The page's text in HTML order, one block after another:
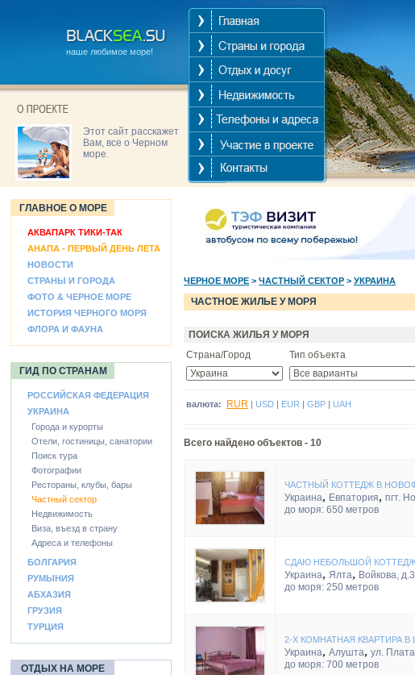
наше любимое море!
Этот сайт расскажет
Вам, все о Черном
море.
ГЛАВНОЕ О МОРЕ
АКВАПАРК ТИКИ-ТАК
АНАПА - ПЕРВЫЙ ДЕНЬ ЛЕТА
НОВОСТИ
СТРАНЫ И ГОРОДА
ФОТО & ЧЕРНОЕ МОРЕ
ИСТОРИЯ ЧЕРНОГО МОРЯ
ФЛОРА И ФАУНА
ГИД ПО СТРАНАМ
РОССИЙСКАЯ ФЕДЕРАЦИЯ
УКРАИНА
Города и курорты
Отели, гостиницы, санатории
Поиск тура
Фотографии
Рестораны, клубы, бары
Частный сектор
Недвижимость
Виза, въезд в страну
Адреса и телефоны
БОЛГАРИЯ
РУМЫНИЯ
АБХАЗИЯ
ГРУЗИЯ
ТУРЦИЯ
ОТДЫХ НА МОРЕ
ЧЕРНОЕ МОРЕ > ЧАСТНЫЙ СЕКТОР > УКРАИНА
ЧАСТНОЕ ЖИЛЬЕ У МОРЯ
ПОИСКА ЖИЛЬЯ У МОРЯ
Страна/Город
Тип объекта
валюта: RUR | USD | EUR | GBP | UAH
Всего найдено объектов - 10
ЧАСТНЫЙ КОТТЕДЖ В
Украина, Евпатория, пгт.
до моря: 650 метров
СДАЮ НЕБОЛЬШОЙ
Украина, Ялта, Войкова, д.3
до моря: 250 метров
2-Х КОМНАТНАЯ КВАРТИРА
Украина, Алушта, ул.
до моря: 700 метров